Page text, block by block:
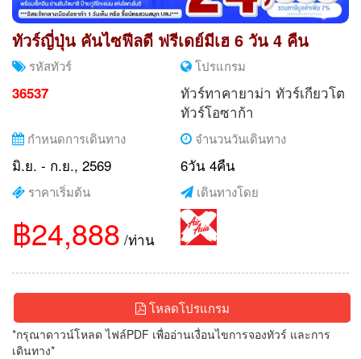
ทัวร์ญี่ปุ่น คันไซฟีลดี ฟรีเดย์มีเฮ 6 วัน 4 คืน
รหัสทัวร์
36537
โปรแกรม
ทัวร์ทาคายาม่า ทัวร์เกียวโต
ทัวร์โอซาก้า
กำหนดการเดินทาง
มิ.ย. - ก.ย., 2569
จำนวนวันเดินทาง
6วัน 4คืน
ราคาเริ่มต้น
฿24,888 /ท่าน
เดินทางโดย
โหลดโปรแกรม
*กรุณาดาวน์โหลด ไฟล์PDF เพื่ออ่านเงื่อนไขการจองทัวร์ และการ
เดินทาง*